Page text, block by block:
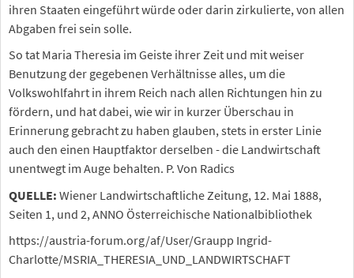
ihren Staaten eingeführt würde oder darin zirkulierte, von allen
Abgaben frei sein solle.
So tat Maria Theresia im Geiste ihrer Zeit und mit weiser
Benutzung der gegebenen Verhältnisse alles, um die
Volkswohlfahrt in ihrem Reich nach allen Richtungen hin zu
fördern, und hat dabei, wie wir in kurzer Überschau in
Erinnerung gebracht zu haben glauben, stets in erster Linie
auch den einen Hauptfaktor derselben - die Landwirtschaft
unentwegt im Auge behalten. P. Von Radics
QUELLE: Wiener Landwirtschaftliche Zeitung, 12. Mai 1888,
Seiten 1, und 2, ANNO Österreichische Nationalbibliothek
https://austria-forum.org/af/User/Graupp Ingrid-
Charlotte/MSRIA_THERESIA_UND_LANDWIRTSCHAFT